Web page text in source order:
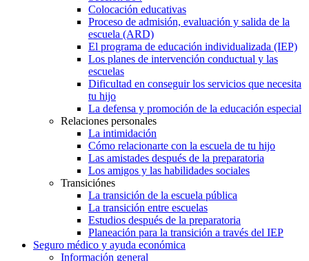
Colocación educativas
Proceso de admisión, evaluación y salida de la
escuela (ARD)
El programa de educación individualizada (IEP)
Los planes de intervención conductual y las
escuelas
Dificultad en conseguir los servicios que necesita
tu hijo
La defensa y promoción de la educación especial
Relaciones personales
La intimidación
Cómo relacionarte con la escuela de tu hijo
Las amistades después de la preparatoria
Los amigos y las habilidades sociales
Transiciónes
La transición de la escuela pública
La transición entre escuelas
Estudios después de la preparatoria
Planeación para la transición a través del IEP
Seguro médico y ayuda económica
Información general